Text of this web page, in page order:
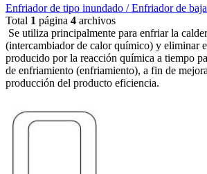
Enfriador de tipo inundado / Enfriador de
Total 1 página 4 archivos
Se utiliza principalmente para enfriar la
(intercambiador de calor químico) y eliminar
producido por la reacción química a tiempo
de enfriamiento (enfriamiento), a fin de
producción del producto eficiencia.